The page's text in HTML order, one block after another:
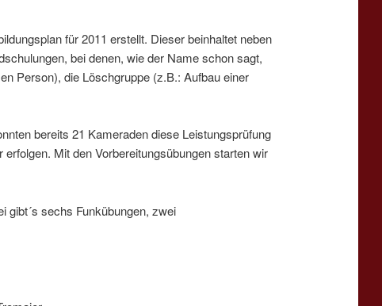
für 2011 erstellt. Dieser beinhaltet neben
bei denen, wie der Name schon sagt,
Person), die Löschgruppe (z.B.: Aufbau einer
bereits 21 Kameraden diese Leistungsprüfung
Mit den Vorbereitungsübungen starten wir
gibt´s sechs Funkübungen, zwei